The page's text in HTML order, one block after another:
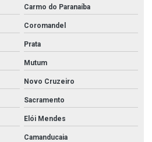
Carmo do Paranaíba
Coromandel
Prata
Mutum
Novo Cruzeiro
Sacramento
Elói Mendes
Camanducaia